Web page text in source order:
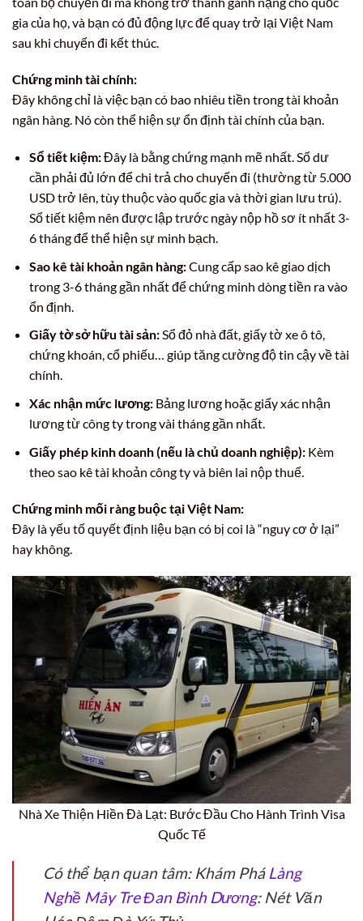
gia của họ, và bạn có đủ động lực để quay trở lại Việt Nam
sau khi chuyến đi kết thúc.
Chứng minh tài chính:
Đây không chỉ là việc bạn có bao nhiêu tiền trong tài khoản
ngân hàng. Nó còn thể hiện sự ổn định tài chính của bạn.
Sổ tiết kiệm:Đây là bằng chứng mạnh mẽ nhất. Số dư
cần phải đủ lớn để chi trả cho chuyến đi (thường từ 5.000
USD trở lên, tùy thuộc vào quốc gia và thời gian lưu trú).
Sổ tiết kiệm nên được lập trước ngày nộp hồ sơ ít nhất 3-
6 tháng để thể hiện sự minh bạch.
Sao kê tài khoản ngân hàng:Cung cấp sao kê giao dịch
trong 3-6 tháng gần nhất để chứng minh dòng tiền ra vào
ổn định.
Giấy tờ sở hữu tài sản:Sổ đỏ nhà đất, giấy tờ xe ô tô,
chứng khoán, cổ phiếu… giúp tăng cường độ tin cậy về tài
chính.
Xác nhận mức lương:Bảng lương hoặc giấy xác nhận
lương từ công ty trong vài tháng gần nhất.
Giấy phép kinh doanh (nếu là chủ doanh nghiệp):Kèm
theo sao kê tài khoản công ty và biên lai nộp thuế.
Chứng minh mối ràng buộc tại Việt Nam:
Đây là yếu tố quyết định liệu bạn có bị coi là “nguy cơ ở lại”
hay không.
Nhà Xe Thiện Hiền Đà Lạt: Bước Đầu Cho Hành Trình Visa
Quốc Tế
Có thể bạn quan tâm: Khám Phá Làng
Nghề Mây Tre Đan Bình Dương: Nét Văn